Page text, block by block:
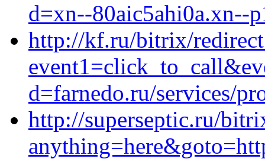
d=xn--80aic5ahi0a.xn--
http://kf.ru/bitrix/
d=farnedo.ru/services/
http://superseptic.ru/